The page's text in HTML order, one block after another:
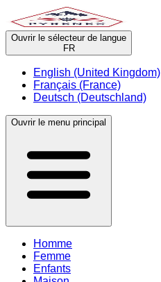
Ouvrir le sélecteur de langue
FR
English (United Kingdom)
Français (France)
Deutsch (Deutschland)
Ouvrir le menu principal
Homme
Femme
Enfants